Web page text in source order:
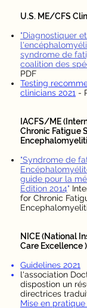
U.S. ME/CFS
"Diagnostiquer
syndrome de
coalition des
PDF
Testing
clinicians 2021 -
IACFS/ME
Chronic Fatigue
"Syndrome de
guide pour la
Édition 2014"
for Chronic
NICE (National
Care Excellence )
Guidelines 2021
l'association
dispostion un
directrices
Mise en pratique